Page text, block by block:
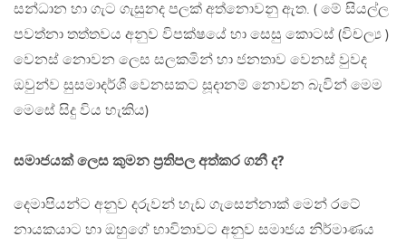
සන්ධාන හා ගැට ගැසුනද පලක් අත්නොවනු ඇත. ( මේ සියල්ල
පවත්නා තත්තවය අනුව විපක්ෂයේ හා සෙසු කොටස් (විචල්‍ය )
වෙනස් නොවන ලෙස සලකමින් හා ජනතාව වෙනස් වුවද
ඔවුන්ව සුසමාදර්ශී වෙනසකට සූදානම් නොවන බැවින් මෙම
මෙසේ සිදු විය හැකිය)
සමාජයක් ලෙස කුමන ප්‍රතිපල අත්කර ගනී ද?
දෙමාපියන්ට අනුව දරුවන් හැඩ ගැසෙන්නාක් මෙන් රටේ
නායකයාට හා ඔහුගේ භාවිතාවට අනුව සමාජය නිර්මාණය